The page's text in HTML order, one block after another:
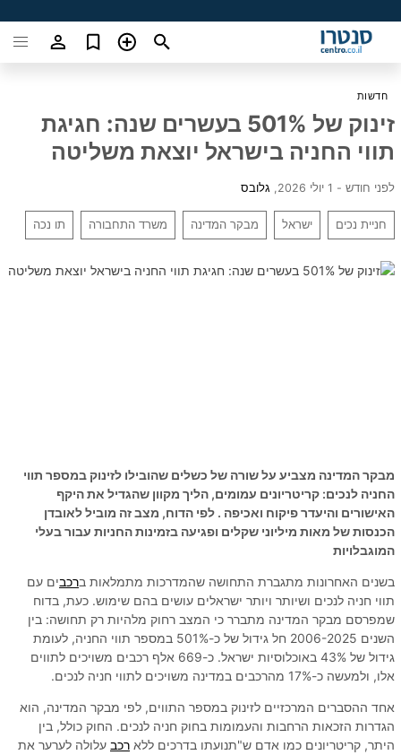
חדשות
זינוק של 501% בעשרים שנה: חגיגת
תווי החניה בישראל יוצאת משליטה
לפני חודש - 1 יולי 2026 גלובס
חניית נכים ישראל מבקר המדינה משרד התחבורה תו נכה
מבקר המדינה מצביע על שורה של כשלים שהובילו לזינוק במספר תווי
החניה לנכים: קריטריונים עמומים, הליך מקוון שהגדיל את היקף
האישורים והיעדר פיקוח ואכיפה . לפי הדוח, מצב זה מוביל לאובדן
הכנסות של מאות מיליוני שקלים ופגיעה בזמינות החניות עבור בעלי
המוגבלויות
בשנים האחרונות מתגברת התחושה שהמדרכות מתמלאות ברכבים עם
תווי חניה לנכים ושיותר ויותר ישראלים עושים בהם שימוש. כעת, בדוח
שמפרסם מבקר המדינה מתברר כי המצב רחוק מלהיות רק תחושה: בין
השנים 2006-2025 חל גידול של כ-501% במספר תווי החניה, לעומת
גידול של 43% באוכלוסיות ישראל. כ-669 אלף רכבים משויכים לתווים
אלו, ולמעשה כ-17% מהרכבים במדינה משויכים לתווי חניה לנכים.
אחד ההסברים המרכזיים לזינוק במספר התווים, לפי מבקר המדינה, הוא
הגדרות הזכאות הרחבות והעמומות בחוק חניה לנכים. החוק כולל, בין
היתר, קריטריונים כמו אדם ש"תנועתו בדרכים ללא רכב עלולה לערער את